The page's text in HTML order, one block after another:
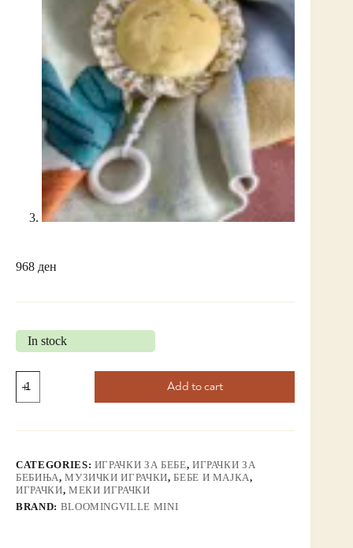
968 ден
In stock
Add to cart
CATEGORIES: ИГРАЧКИ ЗА БЕБЕ, ИГРАЧКИ ЗА
БЕБИЊА,МУЗИЧКИ ИГРАЧКИ,БЕБЕ И МАЈКА,
ИГРАЧКИ, МЕКИ ИГРАЧКИ
BRAND: BLOOMINGVILLE MINI